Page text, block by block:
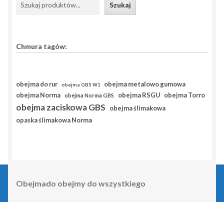
Szukaj
Chmura tagów:
obejma do rur obejma GBS W1 obejma metalowo gumowa
obejma Norma obejma Norma GBS obejma RSGU obejma Torro
obejma zaciskowa GBS
obejma ślimakowa
opaska ślimakowa Norma
Obejmado obejmy do wszystkiego